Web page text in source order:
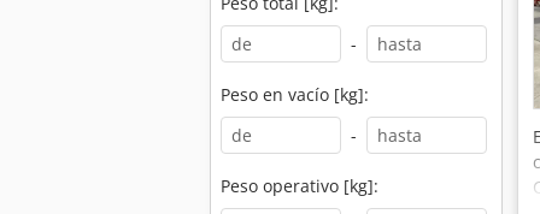
-
Peso en vacío [kg]:
-
Peso operativo [kg]: